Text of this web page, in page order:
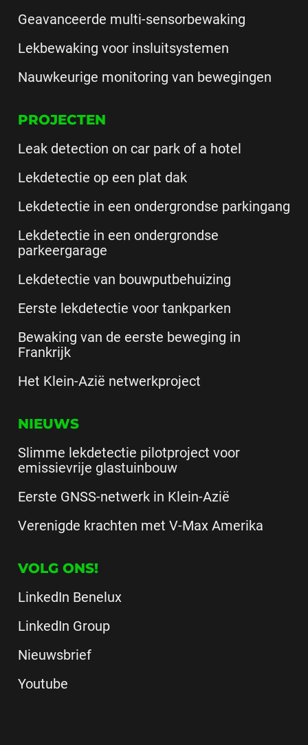
Geavanceerde multi-sensorbewaking
Lekbewaking voor insluitsystemen
Nauwkeurige monitoring van bewegingen
PROJECTEN
Leak detection on car park of a hotel
Lekdetectie op een plat dak
Lekdetectie in een ondergrondse parkingang
Lekdetectie in een ondergrondse
parkeergarage
Lekdetectie van bouwputbehuizing
Eerste lekdetectie voor tankparken
Bewaking van de eerste beweging in
Frankrijk
Het Klein-Azië netwerkproject
NIEUWS
Slimme lekdetectie pilotproject voor
emissievrije glastuinbouw
Eerste GNSS-netwerk in Klein-Azië
Verenigde krachten met V-Max Amerika
VOLG ONS!
LinkedIn Benelux
LinkedIn Group
Nieuwsbrief
Youtube